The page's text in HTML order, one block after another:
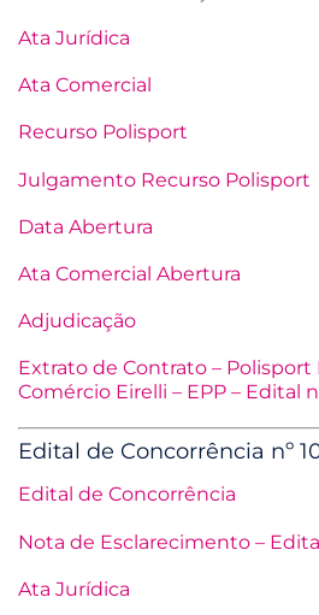
Ata Jurídica
Ata Comercial
Recurso Polisport
Julgamento Recurso Polisport
Data Abertura
Ata Comercial Abertura
Adjudicação
Extrato de Contrato – Polisport
Comércio Eirelli – EPP – Edital
Edital de Concorrência nº
Edital de Concorrência
Nota de Esclarecimento –
Ata Jurídica